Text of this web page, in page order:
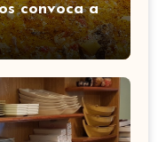
convoca a